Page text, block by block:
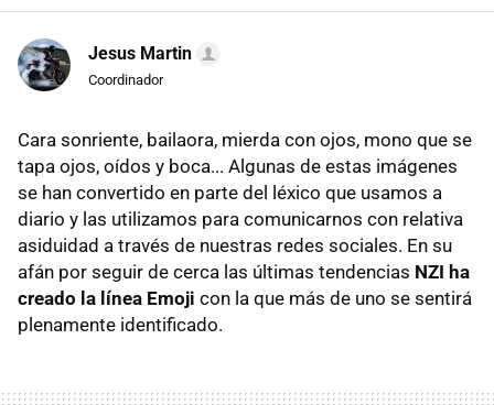
Jesus Martin
Coordinador
Cara sonriente, bailaora, mierda con ojos, mono que se
tapa ojos, oídos y boca... Algunas de estas imágenes
se han convertido en parte del léxico que usamos a
diario y las utilizamos para comunicarnos con relativa
asiduidad a través de nuestras redes sociales. En su
afán por seguir de cerca las últimas tendencias NZI ha
creado la línea Emoji con la que más de uno se sentirá
plenamente identificado.